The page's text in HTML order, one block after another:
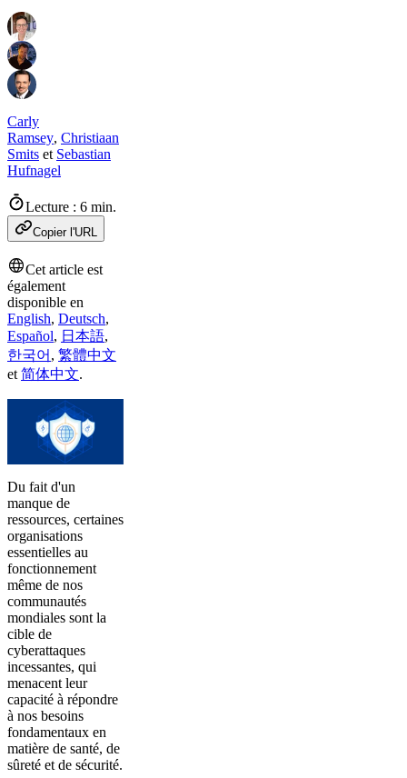
Carly
Ramsey, Christiaan
Smits et Sebastian
Hufnagel
Lecture : 6 min.
Copier l'URL
Cet article est
également
disponible en
English, Deutsch,
Español, 日本語,
한국어 , 繁體中文
et 简体中文.
Du fait d'un
manque de
ressources, certaines
organisations
essentielles au
fonctionnement
même de nos
communautés
mondiales sont la
cible de
cyberattaques
incessantes, qui
menacent leur
capacité à répondre
à nos besoins
fondamentaux en
matière de santé, de
sûreté et de sécurité.